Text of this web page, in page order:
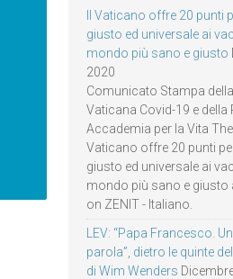
Il Vaticano offre 20 punti
giusto ed universale ai
mondo più sano e giusto
2020
Comunicato Stampa
Vaticana Covid-19 e della
Accademia per la Vita The
Vaticano offre 20 punti
giusto ed universale ai
mondo più sano e giusto
on ZENIT - Italiano.
LEV: “Papa Francesco.
parola”, dietro le quinte
di Wim Wenders